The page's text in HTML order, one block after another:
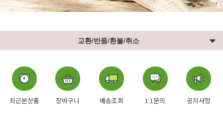
교환/반품/환불/취소
최근본상품 장바구니 배송조회 1:1문의 공지사항